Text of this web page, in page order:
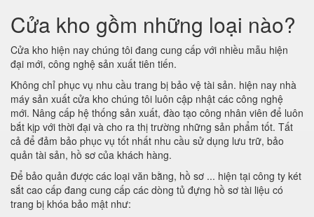
Cửa kho gồm những loại nào?
Cửa kho hiện nay chúng tôi đang cung cấp với nhiều mẫu hiện
đại mới, công nghệ sản xuất tiên tiến.
Không chỉ phục vụ nhu cầu trang bị bảo vệ tài sản. hiện nay nhà
máy sản xuất cửa kho chúng tôi luôn cập nhật các công nghệ
mới. Nâng cấp hệ thống sản xuất, đào tạo công nhân viên để luôn
bắt kịp với thời đại và cho ra thị trường những sản phẩm tốt. Tất
cả để đảm bảo phục vụ tốt nhất nhu cầu sử dụng lưu trữ, bảo
quản tài sản, hồ sơ của khách hàng.
Để bảo quản được các loại văn bằng, hồ sơ ... hiện tại công ty két
sắt cao cấp đang cung cấp các dòng tủ đựng hồ sơ tài liệu có
trang bị khóa bảo mật như: